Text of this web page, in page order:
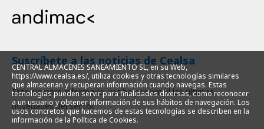
Suscríbete a las noticias de Cealsa
Este siempre informado, reciba por email las últimas
novedades del sector.
CENTRAL ALMACENES SANEAMIENTO SL, en su Web,
https://www.cealsa.es/, utiliza cookies y otras tecnologías similares
que almacenan y recuperan información cuando navegas. Estas
tecnologías pueden servir para finalidades diversas, como reconocer
a un usuario y obtener información de sus hábitos de navegación. Los
usos concretos que hacemos de estas tecnologías se describen en la
información de la Política de Cookies.